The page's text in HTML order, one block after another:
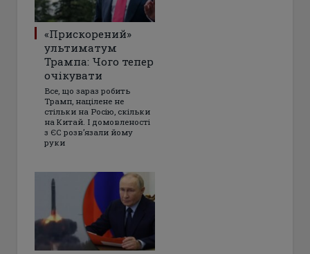
«Прискорений»
ультиматум
Трампа: Чого тепер
очікувати
Все, що зараз робить
Трамп, націлене не
стільки на Росію, скільки
на Китай. І домовленості
з ЄС розвʼязали йому
руки